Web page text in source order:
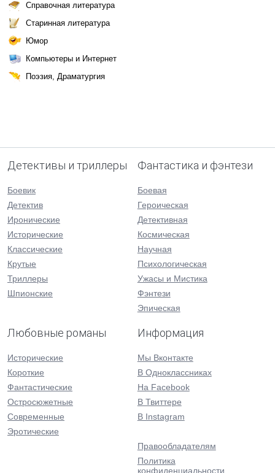
Справочная литература
Старинная литература
Юмор
Компьютеры и Интернет
Поэзия, Драматургия
Детективы и триллеры
Боевик
Детектив
Иронические
Исторические
Классические
Крутые
Триллеры
Шпионские
Фантастика и фэнтези
Боевая
Героическая
Детективная
Космическая
Научная
Психологическая
Ужасы и Мистика
Фэнтези
Эпическая
Любовные романы
Исторические
Короткие
Фантастические
Остросюжетные
Современные
Эротические
Информация
Мы Вконтакте
В Одноклассниках
На Facebook
В Твиттере
В Instagram
Правообладателям
Политика
конфиденциальности